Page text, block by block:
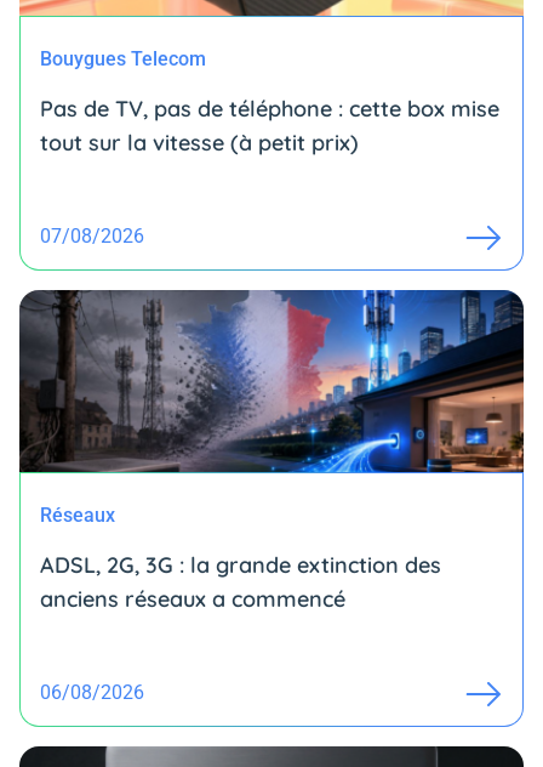
Bouygues Telecom
Pas de TV, pas de téléphone : cette box mise
tout sur la vitesse (à petit prix)
07/08/2026
Réseaux
ADSL, 2G, 3G : la grande extinction des
anciens réseaux a commencé
06/08/2026